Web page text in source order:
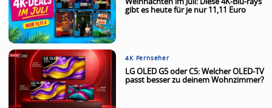
Weihnachten im Juli: Diese 4K-Blu-rays
gibt es heute für je nur 11,11 Euro
4K Fernseher
LG OLED G5 oder C5: Welcher OLED-TV
passt besser zu deinem Wohnzimmer?